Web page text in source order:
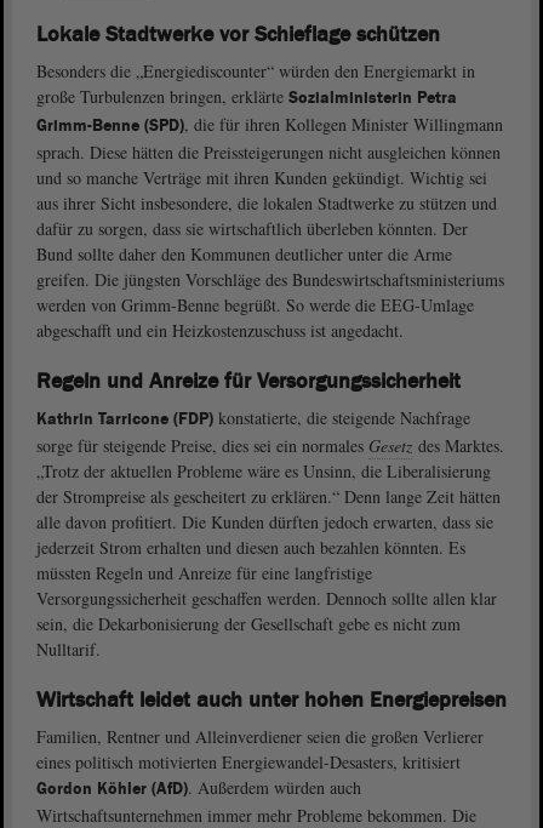
Lokale Stadtwerke vor Schieflage schützen
Besonders die „Energiediscounter“ würden den Energiemarkt in
große Turbulenzen bringen, erklärte Sozialministerin Petra
Grimm-Benne (SPD), die für ihren Kollegen Minister Willingmann
sprach. Diese hätten die Preissteigerungen nicht ausgleichen können
und so manche Verträge mit ihren Kunden gekündigt. Wichtig sei
aus ihrer Sicht insbesondere, die lokalen Stadtwerke zu stützen und
dafür zu sorgen, dass sie wirtschaftlich überleben könnten. Der
Bund sollte daher den Kommunen deutlicher unter die Arme
greifen. Die jüngsten Vorschläge des Bundeswirtschaftsministeriums
werden von Grimm-Benne begrüßt. So werde die EEG-Umlage
abgeschafft und ein Heizkostenzuschuss ist angedacht.
Regeln und Anreize für Versorgungssicherheit
Kathrin Tarricone (FDP) konstatierte, die steigende Nachfrage
sorge für steigende Preise, dies sei ein normales Gesetz des Marktes.
„Trotz der aktuellen Probleme wäre es Unsinn, die Liberalisierung
der Strompreise als gescheitert zu erklären.“ Denn lange Zeit hätten
alle davon profitiert. Die Kunden dürften jedoch erwarten, dass sie
jederzeit Strom erhalten und diesen auch bezahlen könnten. Es
müssten Regeln und Anreize für eine langfristige
Versorgungssicherheit geschaffen werden. Dennoch sollte allen klar
sein, die Dekarbonisierung der Gesellschaft gebe es nicht zum
Nulltarif.
Wirtschaft leidet auch unter hohen Energiepreisen
Familien, Rentner und Alleinverdiener seien die großen Verlierer
eines politisch motivierten Energiewandel-Desasters, kritisiert
Gordon Köhler (AfD). Außerdem würden auch
Wirtschaftsunternehmen immer mehr Probleme bekommen. Die